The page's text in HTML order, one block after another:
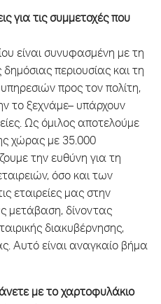
για τις συμμετοχές που
είναι συνυφασμένη με τη
περιουσίας και τη
προς τον πολίτη,
το ξεχνάμε– υπάρχουν
Ως όμιλος αποτελούμε
χώρας με 35.000
την ευθύνη για τη
όσο και των
εταιρείες μας στην
μετάβαση, δίνοντας
διακυβέρνησης,
Αυτό είναι αναγκαίο βήμα
με το χαρτοφυλάκιο